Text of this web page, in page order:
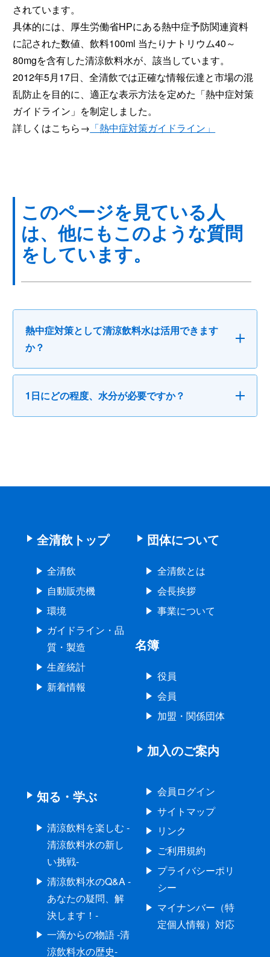
されています。
具体的には、厚生労働省HPにある熱中症予防関連資料
に記された数値、飲料100ml 当たりナトリウム40～
80mgを含有した清涼飲料水が、該当しています。
2012年5月17日、全清飲では正確な情報伝達と市場の混
乱防止を目的に、適正な表示方法を定めた「熱中症対策
ガイドライン」を制定しました。
詳しくはこちら→ 「熱中症対策ガイドライン」
このページを見ている人
は、他にもこのような質問
をしています。
熱中症対策として清涼飲料水は活用できます
か？
1日にどの程度、水分が必要ですか？
全清飲トップ
全清飲
自動販売機
環境
ガイドライン・品
質・製造
生産統計
新着情報
団体について
全清飲とは
会長挨拶
事業について
名簿
役員
会員
加盟・関係団体
加入のご案内
知る・学ぶ
清涼飲料を楽しむ -
清涼飲料水の新し
い挑戦-
清涼飲料水のQ&A -
あなたの疑問、解
決します！-
一滴からの物語 -清
涼飲料水の歴史-
会員ログイン
サイトマップ
リンク
ご利用規約
プライバシーポリ
シー
マイナンバー（特
定個人情報）対応